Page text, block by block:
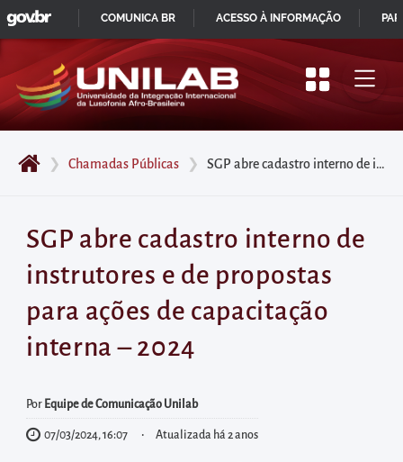
Pular
para
início
do
principal
Acessar
diretamente
menu
principal
diretamente
à
❯ Chamadas Públicas ❯ SGP abre cadastro interno de instrutores e de propostas para ações de capacitação interna – 2024
SGP abre cadastro interno de
instrutores e de propostas
para ações de capacitação
interna – 2024
Por Equipe de Comunicação Unilab
07/03/2024, 16:07 Atualizada há 2 anos
IR
PARA
CONTEÚDO
GOVBR
COMUNICA BR ACESSO À INFORMAÇÃO